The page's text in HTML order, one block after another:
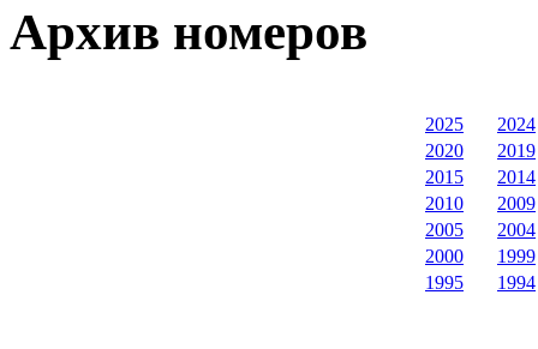
Архив номеров
2025
2024
2020
2019
2015
2014
2010
2009
2005
2004
2000
1999
1995
1994